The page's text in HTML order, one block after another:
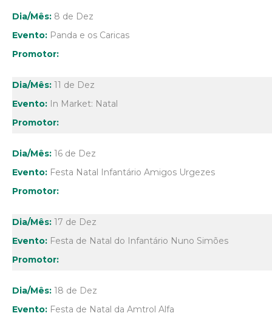
8 de Dez
Panda e os Caricas
11 de Dez
In Market: Natal
16 de Dez
Festa Natal Infantário Amigos Urgezes
17 de Dez
Festa de Natal do Infantário Nuno Simões
18 de Dez
Festa de Natal da Amtrol Alfa